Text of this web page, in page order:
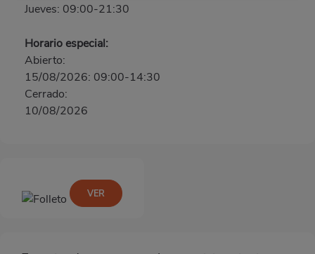
Jueves: 09:00-21:30
Horario especial:
Abierto:
15/08/2026: 09:00-14:30
Cerrado:
10/08/2026
VER